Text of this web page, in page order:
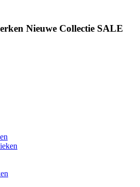
Nieuwe Collectie SALE